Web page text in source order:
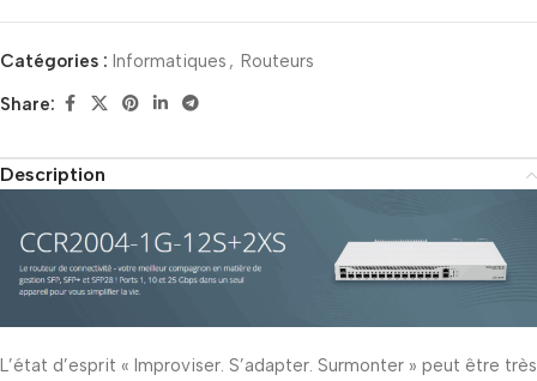
Catégories : Informatiques , Routeurs
Share:
Description
L’état d’esprit « Improviser. S’adapter. Surmonter » peut être très